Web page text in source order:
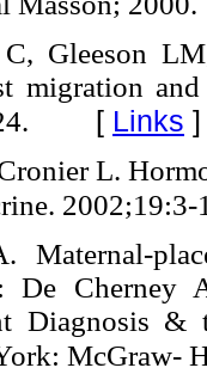
C, Gleeson
migration
[ Links ]
L.
2002;19:3-
Maternal-
De
Diagnosis &
McGraw-